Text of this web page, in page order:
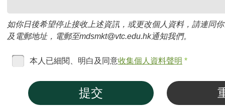
如你日後希望停止接收上述資訊，或更改個人資料，請連同
及電郵地址，電郵至mdsmkt@vtc.edu.hk通知我們。
本人已細閱、明白及同意收集個人資料聲明 *
提交